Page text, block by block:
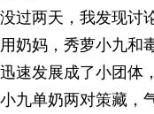
没过两天，我发现讨
用奶妈，秀萝小九和
迅速发展成了小团体
小九单奶两对策藏，